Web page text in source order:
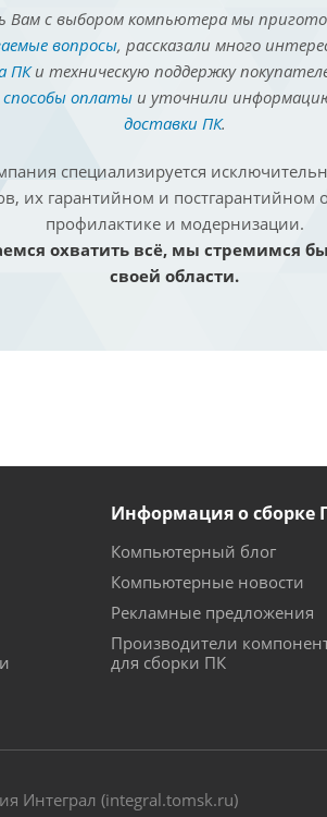
Вам с выбором компьютера мы
вопросы, рассказали много
ПКи техническую поддержку
способы оплатыи уточнили
доставки ПК.
специализируется
их гарантийном и постгарантийном
профилактике и модернизации.
охватить всё, мы стремимся
своей области.
Информация о сборке
Компьютерный блог
Компьютерные новости
Рекламные предложения
Производители
для сборки ПК
Интеграл (integral.tomsk.ru)